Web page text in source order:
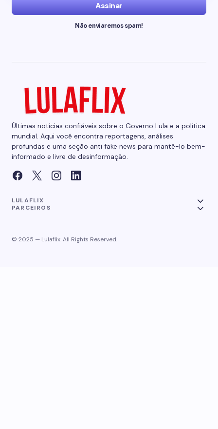
Assinar
Não enviaremos spam!
Últimas notícias confiáveis sobre o Governo Lula e a política
mundial. Aqui você encontra reportagens, análises
profundas e uma seção anti fake news para mantê-lo bem-
informado e livre de desinformação.
LULAFLIX
PARCEIROS
© 2025 — Lulaflix. All Rights Reserved.